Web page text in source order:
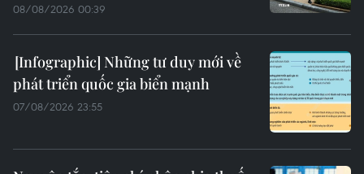
08/08/2026 00:39
Những tư duy mới về
phát triển quốc gia biển mạnh
07/08/2026 23:55